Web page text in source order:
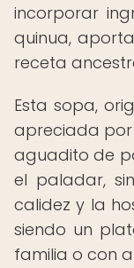
incorporar
quinua,
receta
Esta sopa,
apreciada por
aguadito de
el paladar,
calidez y la
siendo un
familia o con